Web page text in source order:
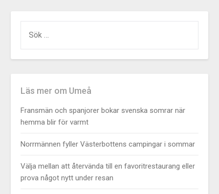
Läs mer om Umeå
Fransmän och spanjorer bokar svenska somrar när
hemma blir för varmt
Norrmännen fyller Västerbottens campingar i sommar
Välja mellan att återvända till en favoritrestaurang eller
prova något nytt under resan